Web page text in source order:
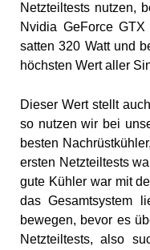
Netzteiltests nutzen,
Nvidia GeForce
satten 320 Watt und
höchsten Wert aller
Dieser Wert stellt
so nutzen wir bei
besten
ersten Netzteiltests
gute Kühler war mit
das Gesamtsystem
bewegen, bevor es
Netzteiltests, also